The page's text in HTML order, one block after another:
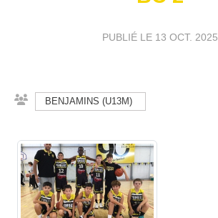
PUBLIÉ LE 13 OCT. 2025
BENJAMINS (U13M)